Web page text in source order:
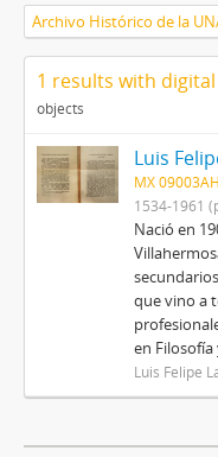
Archivo Histórico de la
1 results with
objects
Luis
MX
1534-1961
Nació en
que vino a
en Filosofía
Luis Felipe